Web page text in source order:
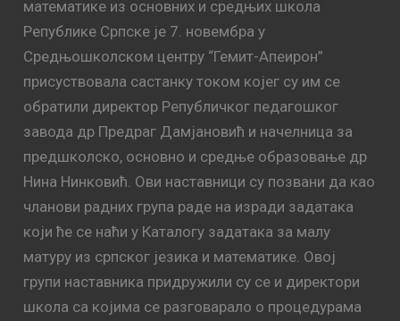
математике из основних и средњих школа
Републике Српске је 7. новембра у
Средњошколском центру “Гемит-Апеирон”
присуствовала састанку током којег су им се
обратили директор Републичког педагошког
завода др Предраг Дамјановић и начелница за
предшколско, основно и средње образовање др
Нина Нинковић. Ови наставници су позвани да као
чланови радних група раде на изради задатака
који ће се наћи у Каталогу задатака за малу
матуру из српског језика и математике. Овој
групи наставника придружили су се и директори
школа са којима се разговарало о процедурама